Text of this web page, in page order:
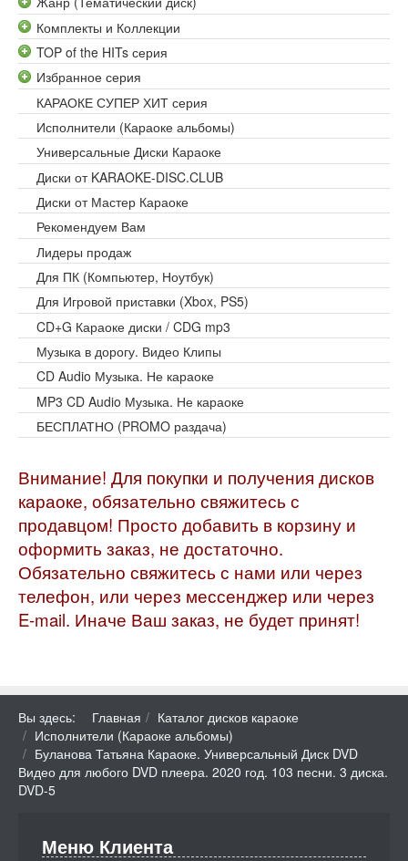
Комплекты и Коллекции
TOP of the HITs серия
Избранное серия
КАРАОКЕ СУПЕР ХИТ серия
Исполнители (Караоке альбомы)
Универсальные Диски Караоке
Диски от KARAOKE-DISC.CLUB
Диски от Мастер Караоке
Рекомендуем Вам
Лидеры продаж
Для ПК (Компьютер, Ноутбук)
Для Игровой приставки (Xbox, PS5)
CD+G Караоке диски / CDG mp3
Музыка в дорогу. Видео Клипы
CD Audio Музыка. Не караоке
MP3 CD Audio Музыка. Не караоке
БЕСПЛАТНО (PROMO раздача)
Внимание! Для покупки и получения дисков
караоке, обязательно свяжитесь с
продавцом! Просто добавить в корзину и
оформить заказ, не достаточно.
Обязательно свяжитесь с нами или через
телефон, или через мессенджер или через
E-mail. Иначе Ваш заказ, не будет принят!
Вы здесь: Главная
Каталог дисков караоке
Исполнители (Караоке альбомы)
Буланова Татьяна Караоке. Универсальный Диск DVD
Видео для любого DVD плеера. 2020 год. 103 песни. 3 диска.
DVD-5
Меню Клиента